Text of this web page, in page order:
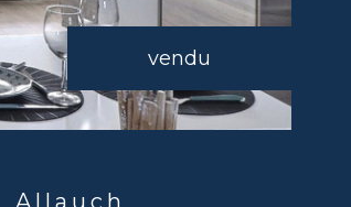
vendu